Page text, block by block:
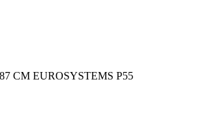
CM EUROSYSTEMS P55